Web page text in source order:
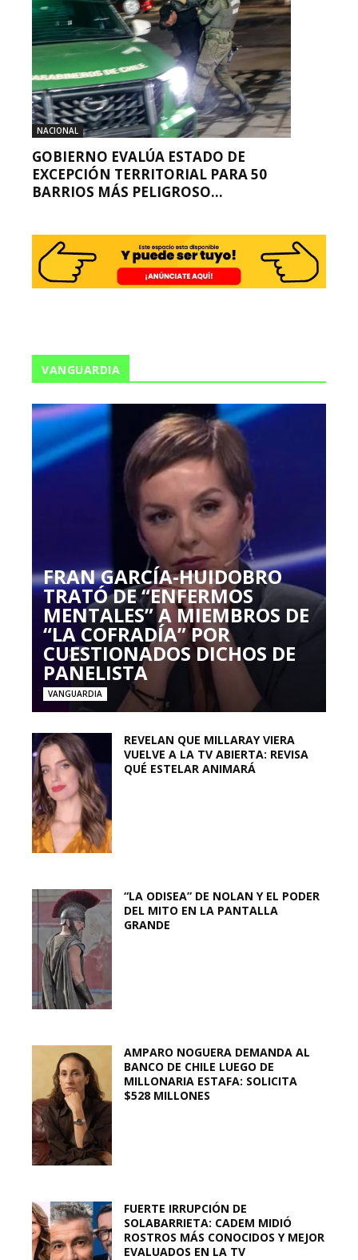
NACIONAL
GOBIERNO EVALÚA ESTADO DE
EXCEPCIÓN TERRITORIAL PARA 50
BARRIOS MÁS PELIGROSO...
VANGUARDIA
FRAN GARCÍA-HUIDOBRO
TRATÓ DE “ENFERMOS
MENTALES” A MIEMBROS DE
“LA COFRADÍA” POR
CUESTIONADOS DICHOS DE
PANELISTA
VANGUARDIA
REVELAN QUE MILLARAY VIERA
VUELVE A LA TV ABIERTA: REVISA
QUÉ ESTELAR ANIMARÁ
“LA ODISEA” DE NOLAN Y EL PODER
DEL MITO EN LA PANTALLA
GRANDE
AMPARO NOGUERA DEMANDA AL
BANCO DE CHILE LUEGO DE
MILLONARIA ESTAFA: SOLICITA
$528 MILLONES
FUERTE IRRUPCIÓN DE
SOLABARRIETA: CADEM MIDIÓ
ROSTROS MÁS CONOCIDOS Y MEJOR
EVALUADOS EN LA TV